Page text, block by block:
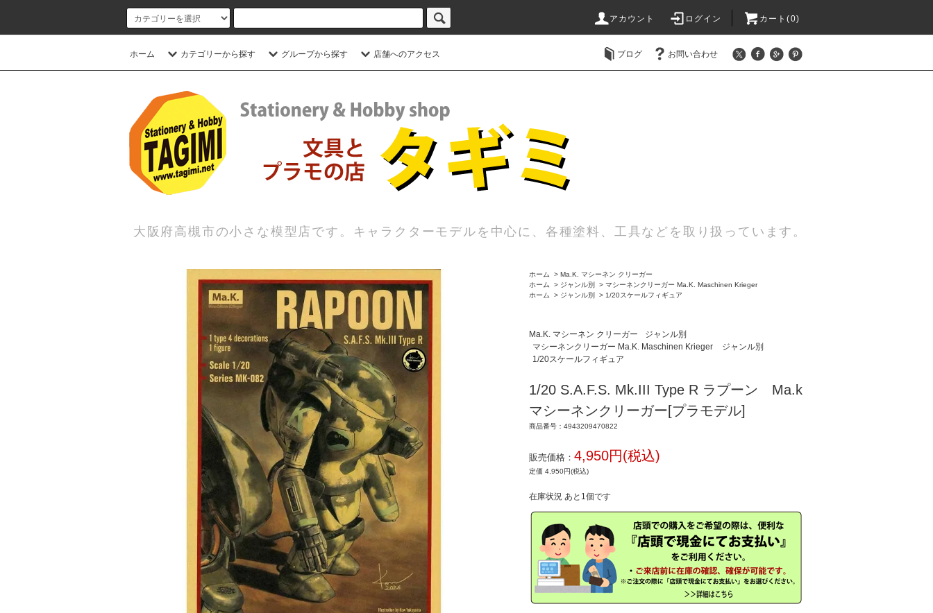
アカウント ログイン カート(0)
ホーム カテゴリーから探す グループから探す 店舗へのアクセス ブログ お問い合わせ
大阪府高槻市の小さな模型店です。キャラクターモデルを中心に、各種塗料、工具などを取り扱っています。
ホーム > Ma.K. マシーネン クリーガー
ホーム
> ジャンル別 > マシーネンクリーガー Ma.K. Maschinen Krieger
ホーム
> ジャンル別 > 1/20スケールフィギュア
Ma.K. マシーネン クリーガー
ジャンル別
マシーネンクリーガー Ma.K. Maschinen Krieger
ジャンル別
1/20スケールフィギュア
1/20 S.A.F.S. Mk.III Type R ラプーン Ma.k
マシーネンクリーガー[プラモデル]
商品番号：4943209470822
販売価格： 4,950円(税込)
定価 4,950円(税込)
在庫状況 あと1個です